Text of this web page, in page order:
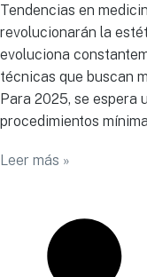
Tendencias en
revolucionarán la
evoluciona
técnicas que buscan
Para 2025, se espera
procedimientos
Leer más »